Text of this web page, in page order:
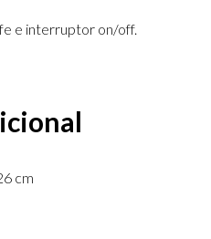
e interruptor on/off.
cm